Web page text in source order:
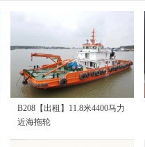
B208【出租】11.8米4400马力
近海拖轮